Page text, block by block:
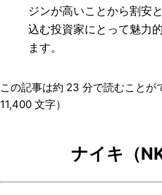
ジンが高いことから割安
込む投資家にとって魅力
ます。
この記事は約 23 分で読むことが
11,400 文字）
ナイキ（